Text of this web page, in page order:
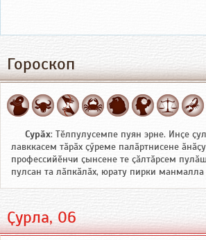
Гороскоп
Сурӑх: Тӗлпулусемпе пуян эрне. Инҫе
лавккасем тӑрӑх ҫӳреме палӑртнисене
профессийӗнчи ҫынсене те ҫӑлтӑрсем
пулсан та лӑпкӑлӑх, юрату пирки
Ҫурла, 06